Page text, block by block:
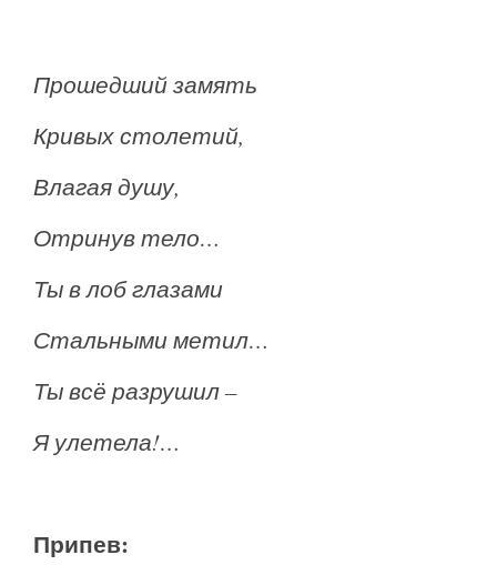
Прошедший замять
Кривых столетий,
Влагая душу,
Отринув тело…
Ты в лоб глазами
Стальными метил…
Ты всё разрушил –
Я улетела!…
Припев: